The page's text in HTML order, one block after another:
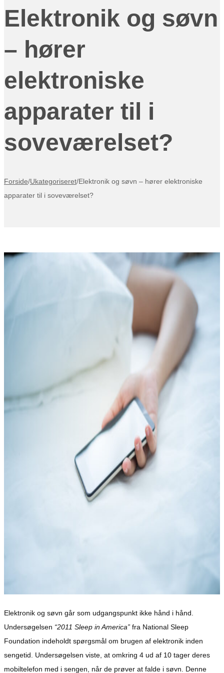
Elektronik og søvn
– hører
elektroniske
apparater til i
soveværelset?
Forside/Ukategoriseret/Elektronik og søvn – hører elektroniske
apparater til i soveværelset?
Elektronik og søvn går som udgangspunkt ikke hånd i hånd.
Undersøgelsen “2011 Sleep in America” fra National Sleep
Foundation indeholdt spørgsmål om brugen af ​​elektronik inden
sengetid. Undersøgelsen viste, at omkring 4 ud af 10 tager deres
mobiltelefon med i sengen, når de prøver at falde i søvn. Denne